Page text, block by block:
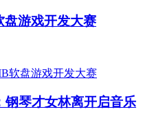
盘游戏开发大赛
钢琴才女林离开启音乐